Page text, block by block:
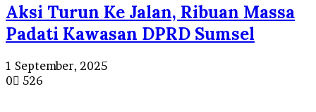
Aksi Turun Ke Jalan, Ribuan Massa
Padati Kawasan DPRD Sumsel
1 September, 2025
0
526